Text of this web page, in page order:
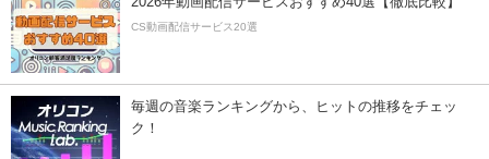
CS動画配信サービス20選
毎週の音楽ランキングから、ヒットの推移をチェッ
ク！